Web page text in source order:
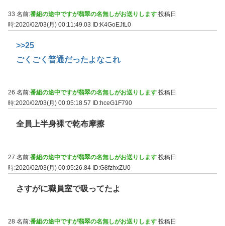
33 名前:番組の途中ですが翡翠の名無しがお送りします 投稿日
時:2020/02/03(月) 00:11:49.03 ID:K4GoEJtL0
>>25
ごくごく普通だったよなこれ
26 名前:番組の途中ですが翡翠の名無しがお送りします 投稿日
時:2020/02/03(月) 00:05:18.57
ID:hceG1F790
全員上半身裸で乾布摩擦
27 名前:番組の途中ですが翡翠の名無しがお送りします 投稿日
時:2020/02/03(月) 00:05:26.84 ID:G8fzhxZU0
さすがに職員室で吸ってたよ
28 名前:番組の途中ですが翡翠の名無しがお送りします 投稿日